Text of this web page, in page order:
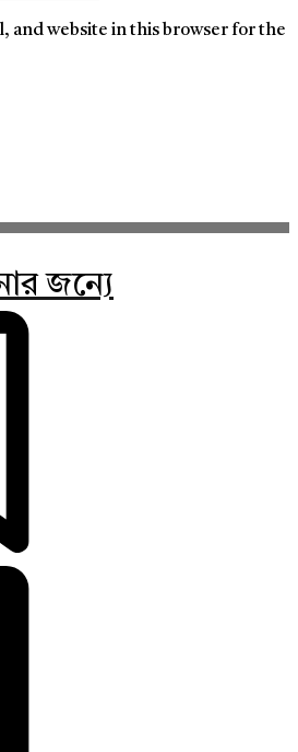
and website in this browser for the
জন্যে